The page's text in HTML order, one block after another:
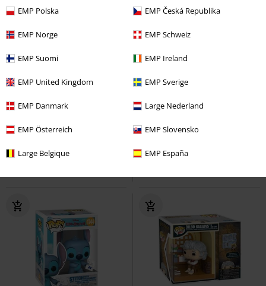
EMP Polska EMP Česká Republika
EMP Norge EMP Schweiz
EMP Suomi EMP Ireland
EMP United Kingdom EMP Sverige
EMP Danmark Large Nederland
EMP Österreich EMP Slovensko
Large Belgique EMP España
%
59.90 zł
Nami (Pop!) Vinyl Figurine 1880
Nowość
179.90 zł
Tony Tony Chopper (POP!
One Piece
Jumbo Pop!